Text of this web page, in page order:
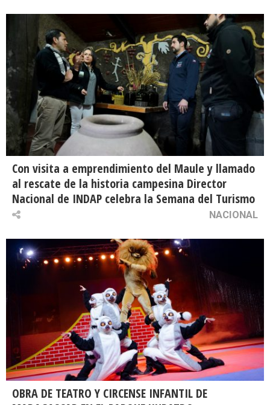
Con visita a emprendimiento del Maule y llamado
al rescate de la historia campesina Director
Nacional de INDAP celebra la Semana del Turismo
NACIONAL
OBRA DE TEATRO Y CIRCENSE INFANTIL DE